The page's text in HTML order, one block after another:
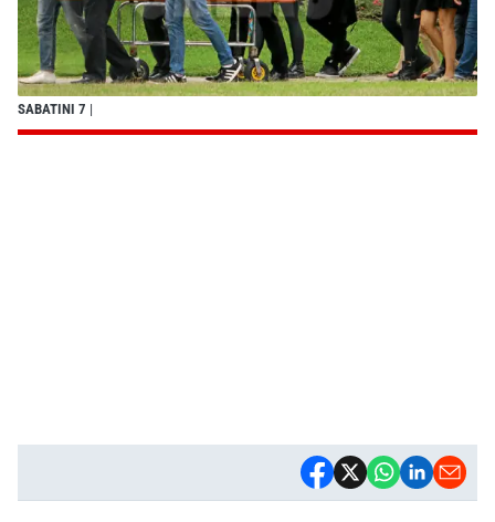
SABATINI 7 |